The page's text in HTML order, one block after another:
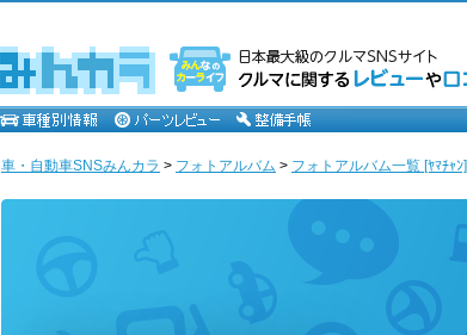
車・自動車SNSみんカラ > フォトアルバム > フォトアルバム一覧 [ﾔﾏﾁｬﾝ]